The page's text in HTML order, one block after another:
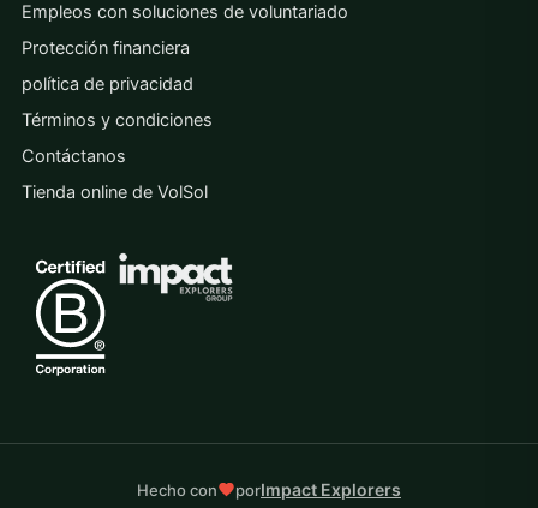
Empleos con soluciones de voluntariado
Protección financiera
política de privacidad
Términos y condiciones
Contáctanos
Tienda online de VolSol
Hecho con porImpact Explorers